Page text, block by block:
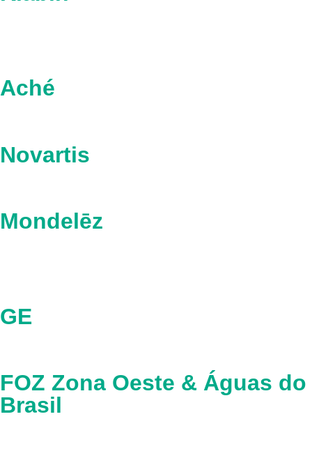
Aché
Novartis
Mondelēz
GE
FOZ Zona Oeste & Águas do
Brasil